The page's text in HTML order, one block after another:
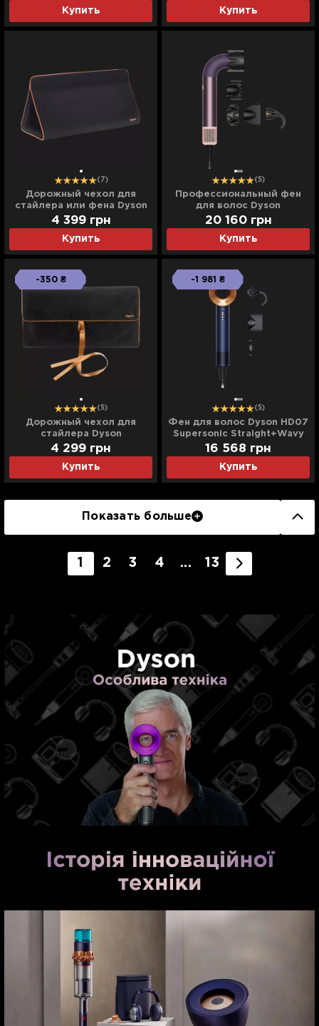
Купить Купить
(7)
Дорожный чехол для
стайлера или фена Dyson
(Black/Copper)
Купить
4 399 грн
(5)
Профессиональный фен
для волос Dyson
Supersonic r (Jasper Plum)
Купить
20 160 грн
-350 ₴
(5)
Дорожный чехол для
стайлера Dyson
(Black/Copper)
Купить
4 299 грн
-1 981 ₴
(5)
Фен для волос Dyson HD07
Supersonic Straight+Wavy
(Prussian Blue/Copper)
Купить
16 568 грн
Показать больше
1 2 3 4 ... 13